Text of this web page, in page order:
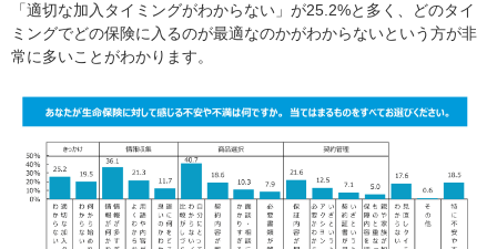
「適切な加入タイミングがわからない」が25.2%と多く、どのタイ
ミングでどの保険に入るのが最適なのかがわからないという方が非
常に多いことがわかります。